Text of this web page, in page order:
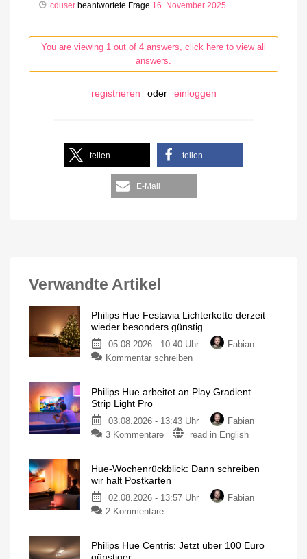
cduser beantwortete Frage 16. November 2025
You are viewing 1 out of 4 answers, click here to view all
answers.
registrieren oder einloggen
teilen teilen
E-Mail
Verwandte Artikel
Philips Hue Festavia Lichterkette derzeit
wieder besonders günstig
05.08.2026 - 10:40 Uhr
Fabian
Kommentar schreiben
Philips Hue arbeitet an Play Gradient
Strip Light Pro
03.08.2026 - 13:43 Uhr
Fabian
3 Kommentare
read in English
Hue-Wochenrückblick: Dann schreiben
wir halt Postkarten
02.08.2026 - 13:57 Uhr
Fabian
2 Kommentare
Philips Hue Centris: Jetzt über 100 Euro